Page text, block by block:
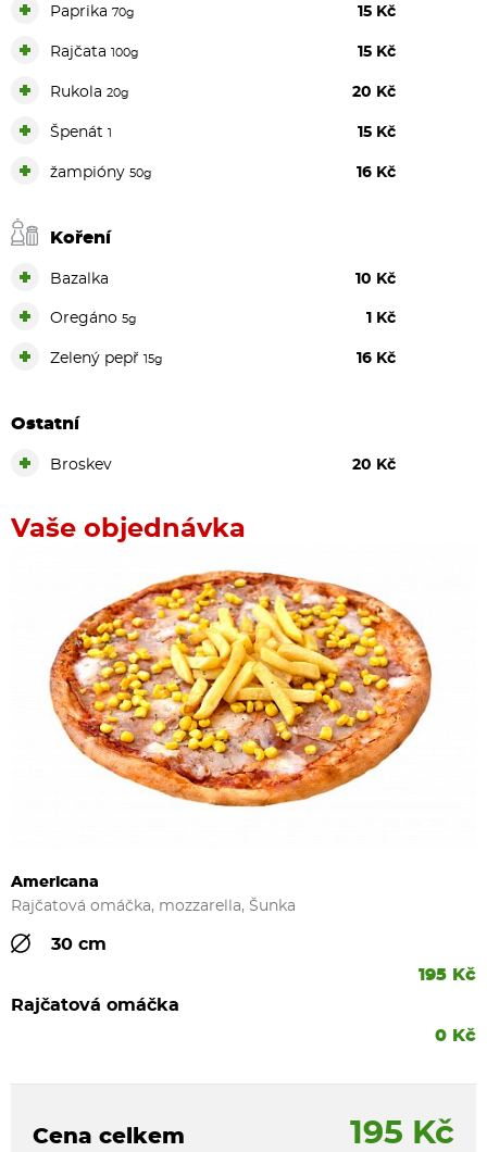
Paprika 70g 15 Kč
Rajčata 100g 15 Kč
Rukola 20g 20 Kč
Špenát 1 15 Kč
žampióny 50g 16 Kč
Koření
Bazalka 10 Kč
Oregáno 5g 1 Kč
Zelený pepř 15g 16 Kč
Ostatní
Broskev 20 Kč
Vaše objednávka
Americana
Rajčatová omáčka, mozzarella, Šunka
30 cm
195 Kč
Rajčatová omáčka
0 Kč
Cena celkem 195 Kč